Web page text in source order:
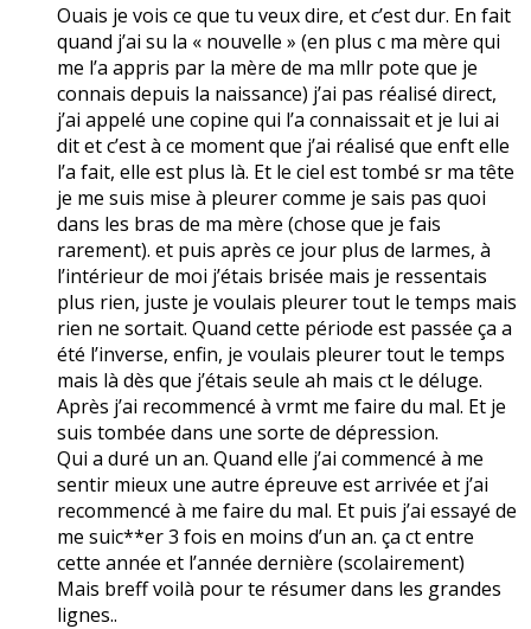
Ouais je vois ce que tu veux dire, et c’est dur. En fait
quand j’ai su la « nouvelle » (en plus c ma mère qui
me l’a appris par la mère de ma mllr pote que je
connais depuis la naissance) j’ai pas réalisé direct,
j’ai appelé une copine qui l’a connaissait et je lui ai
dit et c’est à ce moment que j’ai réalisé que enft elle
l’a fait, elle est plus là. Et le ciel est tombé sr ma tête
je me suis mise à pleurer comme je sais pas quoi
dans les bras de ma mère (chose que je fais
rarement). et puis après ce jour plus de larmes, à
l’intérieur de moi j’étais brisée mais je ressentais
plus rien, juste je voulais pleurer tout le temps mais
rien ne sortait. Quand cette période est passée ça a
été l’inverse, enfin, je voulais pleurer tout le temps
mais là dès que j’étais seule ah mais ct le déluge.
Après j’ai recommencé à vrmt me faire du mal. Et je
suis tombée dans une sorte de dépression.
Qui a duré un an. Quand elle j’ai commencé à me
sentir mieux une autre épreuve est arrivée et j’ai
recommencé à me faire du mal. Et puis j’ai essayé de
me suic**er 3 fois en moins d’un an. ça ct entre
cette année et l’année dernière (scolairement)
Mais breff voilà pour te résumer dans les grandes
lignes..